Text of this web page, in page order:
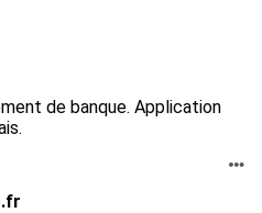
de banque. Application